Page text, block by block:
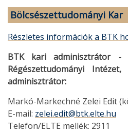
Bölcsészettudományi Kar
Részletes információk a BTK
BTK kari adminisztrátor -
Régészettudományi
adminisztrátor:
Markó-Markechné Zelei Edit
E-mail: zelei.edit@btk.elte.hu
Telefon/ELTE mellék: 2911